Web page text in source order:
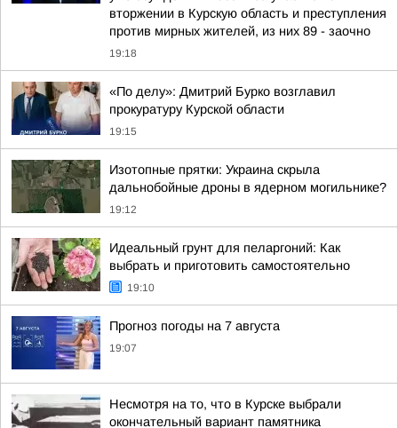
вторжении в Курскую область и преступления
против мирных жителей, из них 89 - заочно
19:18
«По делу»: Дмитрий Бурко возглавил
прокуратуру Курской области
19:15
Изотопные прятки: Украина скрыла
дальнобойные дроны в ядерном могильнике?
19:12
Идеальный грунт для пеларгоний: Как
выбрать и приготовить самостоятельно
19:10
Прогноз погоды на 7 августа
19:07
Несмотря на то, что в Курске выбрали
окончательный вариант памятника